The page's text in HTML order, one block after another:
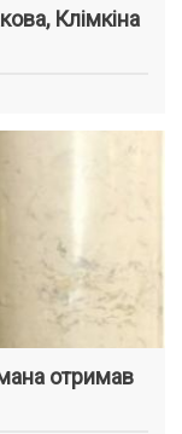
Клімкіна
отримав